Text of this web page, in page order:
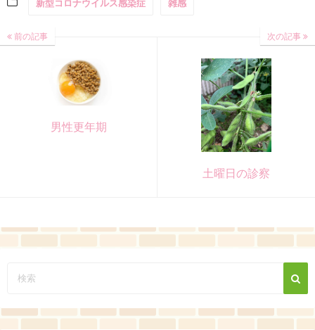
新型コロナウイルス感染症 雑感
前の記事
男性更年期
次の記事
土曜日の診察